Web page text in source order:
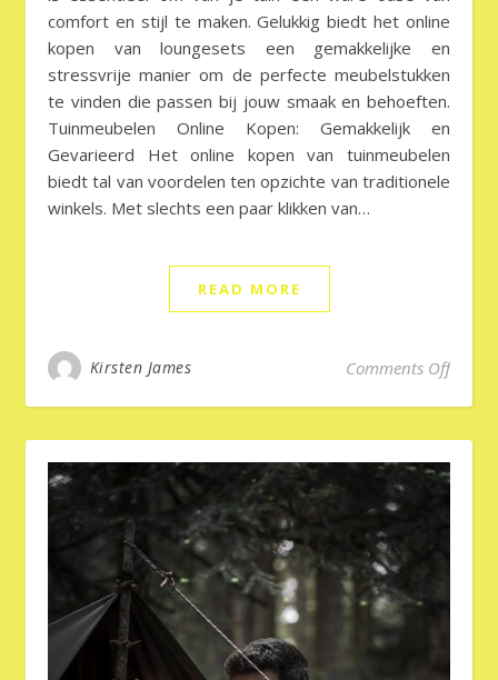
comfort en stijl te maken. Gelukkig biedt het online
kopen van loungesets een gemakkelijke en
stressvrije manier om de perfecte meubelstukken
te vinden die passen bij jouw smaak en behoeften.
Tuinmeubelen Online Kopen: Gemakkelijk en
Gevarieerd Het online kopen van tuinmeubelen
biedt tal van voordelen ten opzichte van traditionele
winkels. Met slechts een paar klikken van…
READ MORE
Kirsten James Comments Offon